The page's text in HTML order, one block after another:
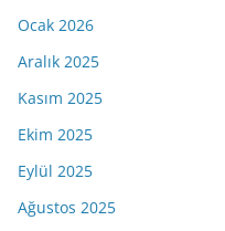
Ocak 2026
Aralık 2025
Kasım 2025
Ekim 2025
Eylül 2025
Ağustos 2025